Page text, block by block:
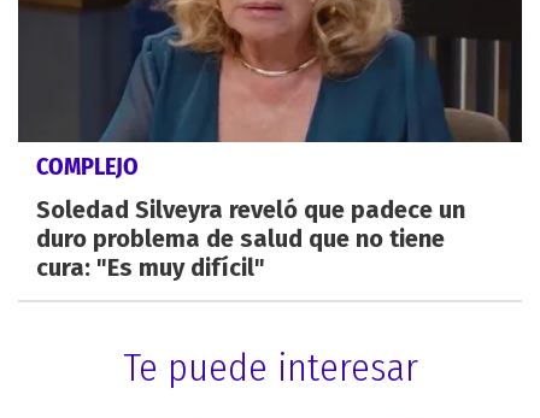
COMPLEJO
Soledad Silveyra reveló que padece un
duro problema de salud que no tiene
cura: "Es muy difícil"
Te puede interesar